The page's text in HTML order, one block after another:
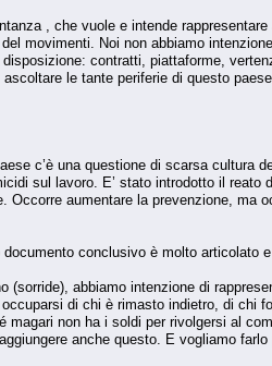
, che vuole e intende
movimenti. Noi non abbiamo
contratti, piattaforme,
le tante periferie di questo
c’è una questione di scarsa cultura
sul lavoro. E’ stato introdotto il
aumentare la prevenzione, ma
conclusivo è molto articolato
(sorride), abbiamo intenzione di
di chi è rimasto indietro, di
magari non ha i soldi per rivolgersi al
anche questo. E vogliamo